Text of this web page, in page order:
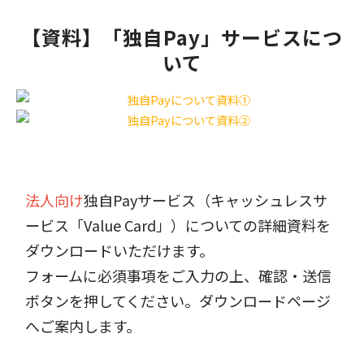
【資料】「独自Pay」サービスにつ
いて
法人向け独自Payサービス（キャッシュレスサ
ービス「Value Card」）についての詳細資料を
ダウンロードいただけます。
フォームに必須事項をご入力の上、確認・送信
ボタンを押してください。ダウンロードページ
へご案内します。